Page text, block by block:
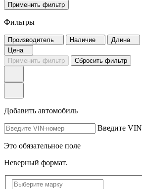
Применить фильтр
Фильтры
Производитель Наличие Длина
Цена
Применить фильтр
Сбросить фильтр
Добавить автомобиль
Введите
Это обязательное поле
Неверный формат.